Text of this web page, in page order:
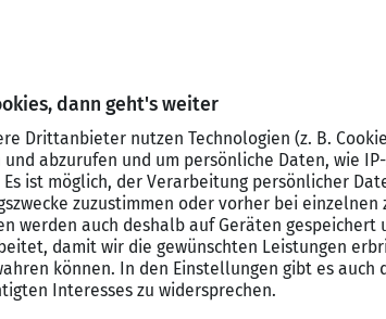
Studium an der Universität
Deutschland an einigen Fachhochschulen
daran legst du das zweite juristische
hängen unter anderem davon ab, ob Du
und Richter beamtet werden und
Selbstständigkeit als Jurist will gut überlegt